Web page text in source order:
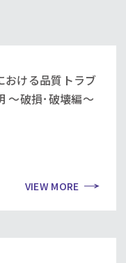
おける品質トラブ
～破損･破壊編～
VIEW MORE